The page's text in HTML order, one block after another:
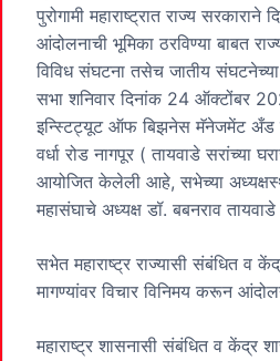
पुरोगामी महाराष्ट्रात राज्य सरकाराने
आंदोलनाची भूमिका ठरविण्या बाबत
विविध संघटना तसेच जातीय संघटनेच्या
सभा शनिवार दिनांक 24 ऑक्टोंबर
इन्स्टिट्यूट ऑफ बिझनेस मॅनेजमेंट अँड
वर्धा रोड नागपूर ( तायवाडे सरांच्या
आयोजित केलेली आहे, सभेच्या
महासंघाचे अध्यक्ष डॉ. बबनराव तायवाडे
सभेत महाराष्ट्र राज्यासी संबंधित व
मागण्यांवर विचार विनिमय करून
महाराष्ट्र शासनासी संबंधित व केंद्र